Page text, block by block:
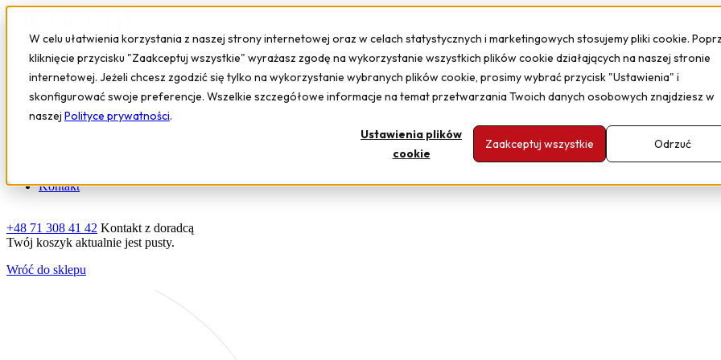
W celu ułatwienia korzystania z naszej strony internetowej oraz w celach statystycznych i marketingowych stosujemy pliki cookie.
kliknięcie przycisku "Zaakceptuj wszystkie" wyrażasz zgodę na wykorzystanie wszystkich plików cookie działających na naszej stronie
internetowej. Jeżeli chcesz zgodzić się tylko na wykorzystanie wybranych plików cookie, prosimy wybrać przycisk "Ustawienia" i
skonfigurować swoje preferencje. Wszelkie szczegółowe informacje na temat przetwarzania Twoich danych osobowych znajdziesz w
naszej Polityce prywatności.
Ustawienia plików
cookie
Zaakceptuj wszystkie Odrzuć
Sprzęt i urządzenia
Oprogramowanie
Szkolenia
Kontakt
+48 71 308 41 42 Kontakt z doradcą
Twój koszyk aktualnie jest pusty.
Wróć do sklepu